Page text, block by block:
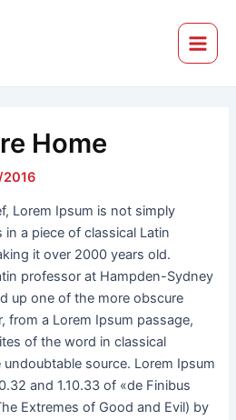
Menu
Home
Lorem Ipsum is not simply
a piece of classical Latin
it over 2000 years old.
professor at Hampden-Sydney
up one of the more obscure
from a Lorem Ipsum passage,
of the word in classical
source. Lorem Ipsum
and 1.10.33 of «de Finibus
Extremes of Good and Evil) by